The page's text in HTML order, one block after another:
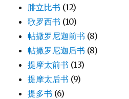
腓立比书 (12)
歌罗西书 (10)
帖撒罗尼迦前书 (8)
帖撒罗尼迦后书 (8)
提摩太前书 (13)
提摩太后书 (9)
提多书 (6)